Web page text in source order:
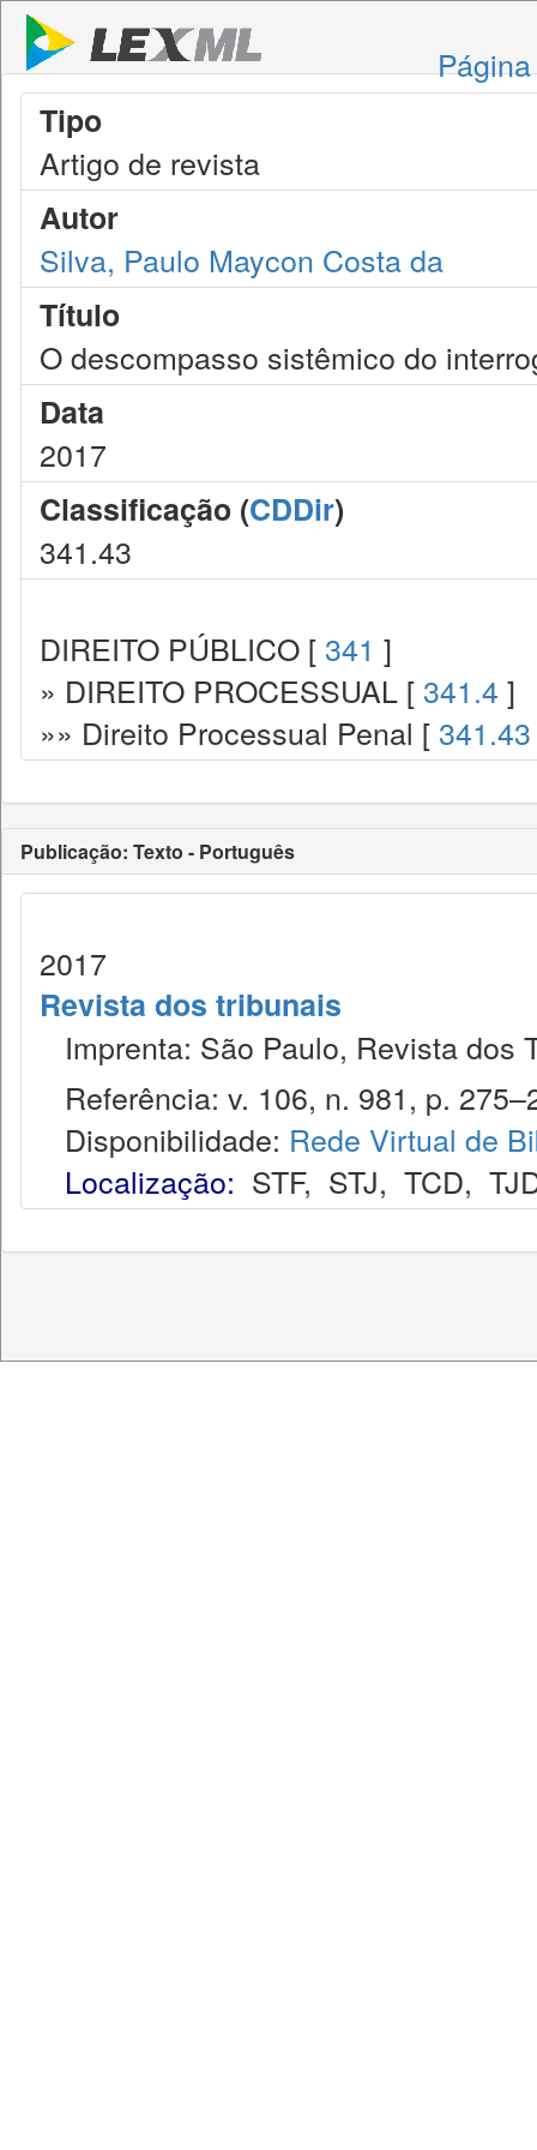
Tipo
Artigo de revista
Autor
Silva, Paulo Maycon Costa da
Título
O descompasso sistêmico do
Data
2017
Classificação (CDDir)
341.43
DIREITO PÚBLICO [ 341 ]
» DIREITO PROCESSUAL [ 341.4 ]
»» Direito Processual Penal [ 341.43
Publicação: Texto - Português
2017
Revista dos tribunais
Imprenta: São Paulo, Revista dos
Referência: v. 106, n. 981, p.
Disponibilidade: Rede Virtual de
Localização: STF, STJ, TCD,